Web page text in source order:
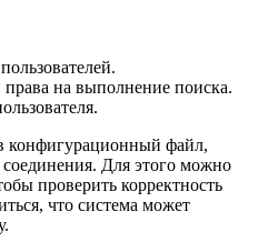
на выполнение поиска.
конфигурационный файл,
Для этого можно
проверить корректность
что система может